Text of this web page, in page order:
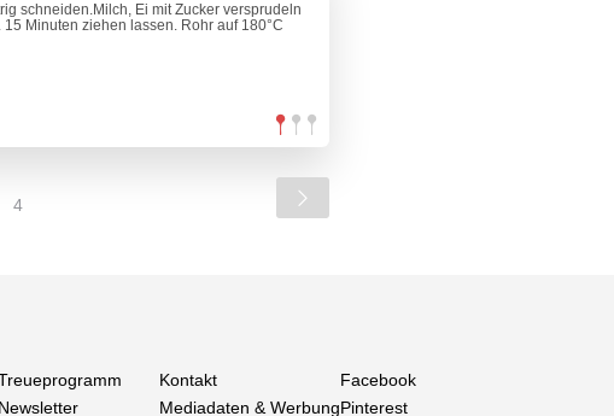
schneiden.Milch, Ei mit Zucker versprudeln
Minuten ziehen lassen. Rohr auf 180°C
4
Newsletter
Kontakt
Mediadaten & Werbung
Facebook
Pinterest